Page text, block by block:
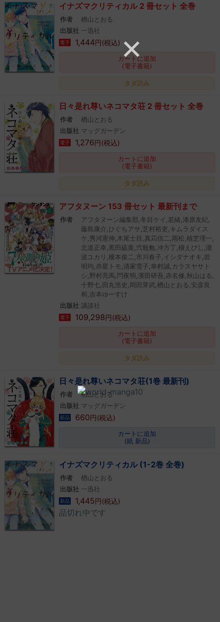
イナズマクリティカル 2 冊セット 全巻
作者
楢山とおる
出版社
一迅社
電子 1,444円(税込)
カートに追加
(電子書籍)
タダ読み
日々是れ尊いネコマタ荘 2 冊セット 全巻
作者
楢山とおる
出版社 マッグガーデン
電子 1,276円(税込)
カートに追加
(電子書籍)
タダ読み
アフタヌーン 153 冊セット 最新刊まで
作者
アフタヌーン編集部,冬目ケイ,若緒,漆原友紀,
藤島康介,ひぐちアサ,芝村裕吏,キムラダイス
ケ,秀河憲伸,木尾士目,真苅信二,雨松,植芝理一,
北道正幸,黒田硫黄,弐瓶勉,冲方丁,槇えびし,瀧
波ユカリ,榎本俊二,市川春子,イシダナオキ,岩
明均,赤星トモ,清家雪子,幸村誠,カラスヤサト
シ,野村亮馬,閂夜明,濱田研吾,赤名修,秋山はる,
十野七,田丸浩史,岡田芽武,楢山とおる,安彦良
和,吉本ゆーすけ
出版社 講談社
電子 109,298円(税込)
カートに追加
(電子書籍)
タダ読み
日々是れ尊いネコマタ荘(1巻 最新刊)
作者
楢山とおる
出版社 マッグガーデン
新品 660円(税込)
カートに追加
(紙 新品)
イナズマクリティカル (1-2巻 全巻)
作者
楢山とおる
出版社
一迅社
新品 1,445円(税込)
品切れ中です